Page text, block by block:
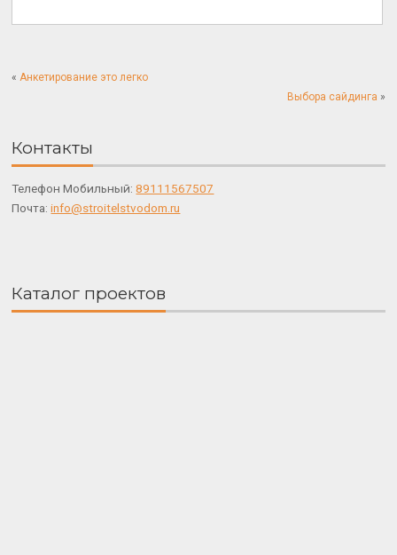
«Анкетирование это легко
Выбора сайдинга »
Контакты
Телефон Мобильный:89111567507
Почта:info@stroitelstvodom.ru
Каталог проектов